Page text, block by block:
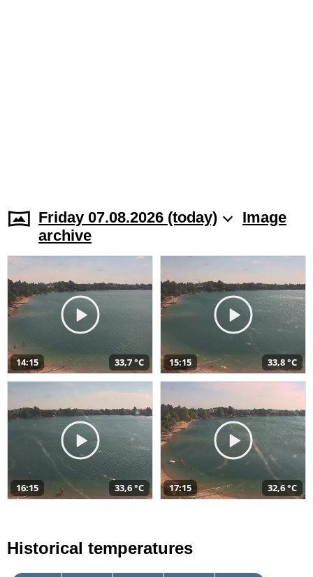
Friday 07.08.2026 (today)
Image
archive
14:15 33,7 °C 15:15 33,8 °C
16:15 33,6 °C 17:15 32,6 °C
Historical temperatures